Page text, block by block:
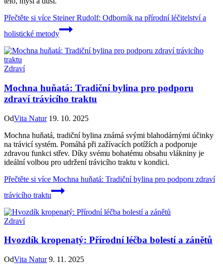
Přečtěte si více Steiner Rudolf: Odborník na přírodní léčitelství a
holistické metody
Zdraví
Mochna huňatá: Tradiční bylina pro podporu
zdraví trávicího traktu
OdVita Natur 19. 10. 2025
Mochna huňatá, tradiční bylina známá svými blahodárnými účinky
na trávicí systém. Pomáhá při zažívacích potížích a podporuje
zdravou funkci střev. Díky svému bohatému obsahu vlákniny je
ideální volbou pro udržení trávicího traktu v kondici.
Přečtěte si více Mochna huňatá: Tradiční bylina pro podporu zdraví
trávicího traktu
Zdraví
Hvozdík kropenatý: Přírodní léčba bolestí a zánětů
OdVita Natur 9. 11. 2025